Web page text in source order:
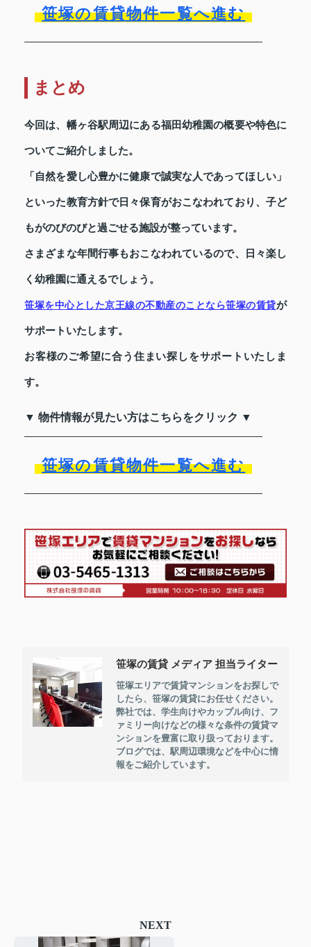
笹塚の賃貸物件一覧へ進む
まとめ
今回は、幡ヶ谷駅周辺にある福田幼稚園の概要や特色に
ついてご紹介しました。
「自然を愛し心豊かに健康で誠実な人であってほしい」
といった教育方針で日々保育がおこなわれており、子ど
もがのびのびと過ごせる施設が整っています。
さまざまな年間行事もおこなわれているので、日々楽し
く幼稚園に通えるでしょう。
笹塚を中心とした京王線の不動産のことなら笹塚の賃貸が
サポートいたします。
お客様のご希望に合う住まい探しをサポートいたしま
す。
▼ 物件情報が見たい方はこちらをクリック ▼
笹塚の賃貸物件一覧へ進む
笹塚の賃貸 メディア 担当ライター
笹塚エリアで賃貸マンションをお探しで
したら、笹塚の賃貸にお任せください。
弊社では、学生向けやカップル向け、フ
ァミリー向けなどの様々な条件の賃貸マ
ンションを豊富に取り扱っております。
ブログでは、駅周辺環境などを中心に情
報をご紹介しています。
NEXT